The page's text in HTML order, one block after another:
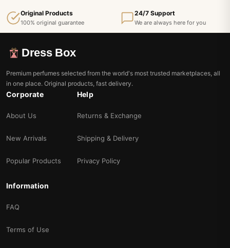
Original Products
100% original guarantee
24/7 Support
We are always here for you
Dress Box
Premium perfumes selected from the world's most trusted marketplaces, all
in one place. Original products, fast delivery.
Corporate
About Us
New Arrivals
Popular Products
Help
Returns & Exchange
Shipping & Delivery
Privacy Policy
Information
FAQ
Terms of Use